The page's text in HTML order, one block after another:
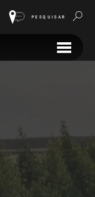
PESQUISAR